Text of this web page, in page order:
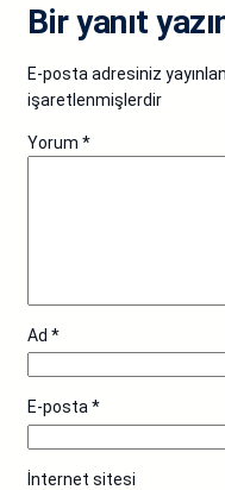
Bir yanıt
E-posta adresiniz
işaretlenmişlerdir
Yorum *
Ad *
E-posta*
İnternet sitesi